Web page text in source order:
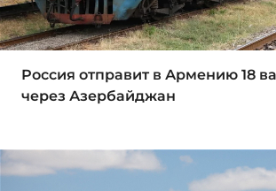
Россия отправит в Армению 18
через Азербайджан